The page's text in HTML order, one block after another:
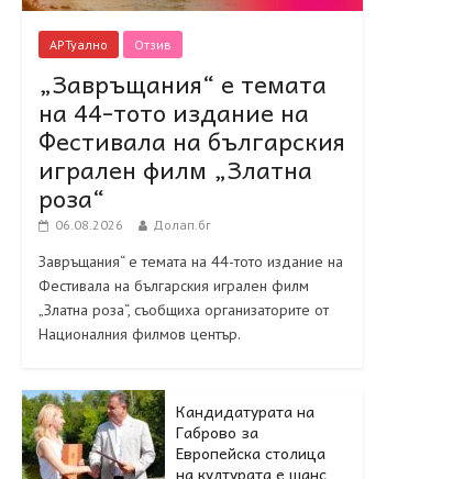
АРТуално Отзив
„Завръщания“ е темата
на 44-тото издание на
Фестивала на българския
игрален филм „Златна
роза“
06.08.2026 Долап.бг
Завръщания“ е темата на 44-тото издание на
Фестивала на българския игрален филм
„Златна роза“, съобщиха организаторите от
Националния филмов център.
Кандидатурата на
Габрово за
Европейска столица
на културата е шанс